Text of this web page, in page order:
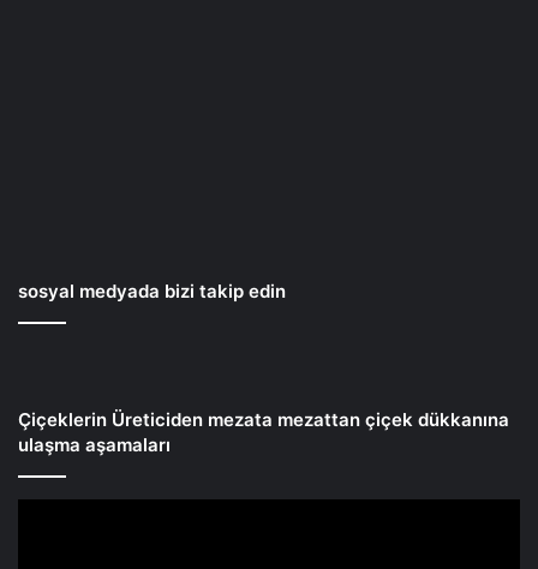
sosyal medyada bizi takip edin
Çiçeklerin Üreticiden mezata mezattan çiçek dükkanına
ulaşma aşamaları